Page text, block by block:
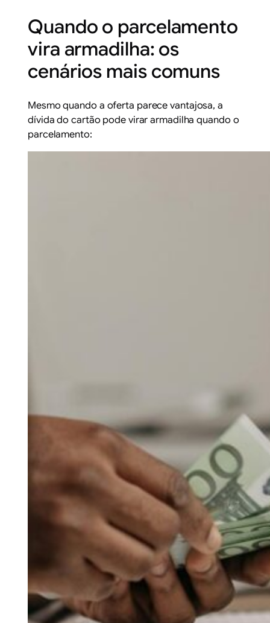
Quando o parcelamento
vira armadilha: os
cenários mais comuns
Mesmo quando a oferta parece vantajosa, a
dívida do cartão pode virar armadilha quando o
parcelamento: